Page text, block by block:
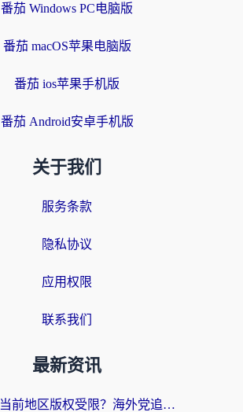
番茄 Windows PC电脑版
番茄 macOS苹果电脑版
番茄 ios苹果手机版
番茄 Android安卓手机版
关于我们
服务条款
隐私协议
应用权限
联系我们
最新资讯
央视影音当前地区版权受限？海外党追剧看片的终极解决方案来了